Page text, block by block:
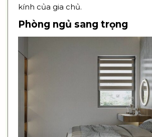
kính của gia chủ.
Phòng ngủ sang trọng